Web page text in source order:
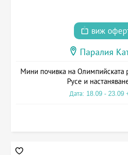
виж
Паралия
Мини почивка на Олимпийската
Русе и
Дата: 18.09 - 23.09